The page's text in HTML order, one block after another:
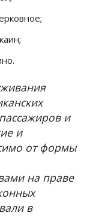
и
и
от формы
на праве
в